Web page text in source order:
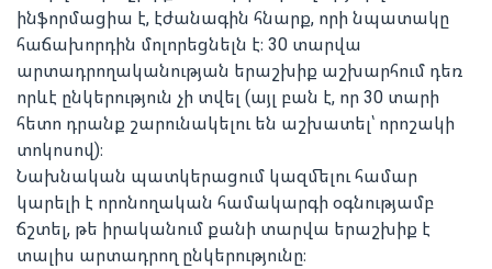
ինֆորմացիա է, էժանագին հնարք, որի նպատակը
հաճախորդին մոլորեցնելն է։ 30 տարվա
արտադրողականության երաշխիք աշխարհում դեռ
որևէ ընկերություն չի տվել (այլ բան է, որ 30 տարի
հետո դրանք շարունակելու են աշխատել՝ որոշակի
տոկոսով)։
Նախնական պատկերացում կազմելու համար
կարելի է որոնողական համակարգի օգնությամբ
ճշտել, թե իրականում քանի տարվա երաշխիք է
տալիս արտադրող ընկերությունը։